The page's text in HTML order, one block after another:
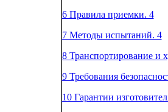
6 Правила приемки. 4
7 Методы испытаний. 4
8 Транспортирование и
9 Требования
10 Гарантии